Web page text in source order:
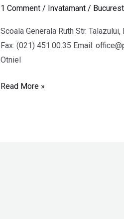
1 Comment / Invatamant/
Scoala Generala Ruth Str.
Fax: (021) 451.00.35 Email:
Otniel
Read More »